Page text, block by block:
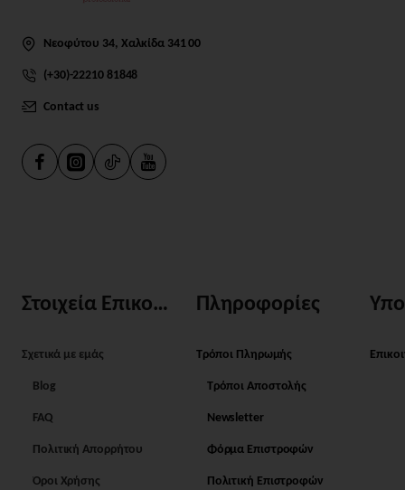
Νεοφύτου 34, Χαλκίδα 341 00
(+30)-22210 81848
Contact us
Στοιχεία Επικοινωνίας
Σχετικά με εμάς
Blog
FAQ
Πολιτική Απορρήτου
Όροι Χρήσης
Πληροφορίες
Τρόποι Πληρωμής
Τρόποι Αποστολής
Newsletter
Φόρμα Επιστροφών
Πολιτική Επιστροφών